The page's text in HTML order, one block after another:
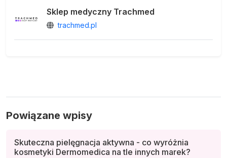
Sklep medyczny Trachmed
trachmed.pl
Powiązane wpisy
Skuteczna pielęgnacja aktywna - co wyróżnia
kosmetyki Dermomedica na tle innych marek?